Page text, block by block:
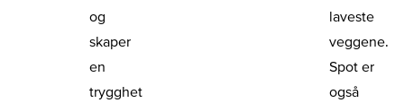
og
skaper
en
trygghet
laveste
veggene.
Spot er
også